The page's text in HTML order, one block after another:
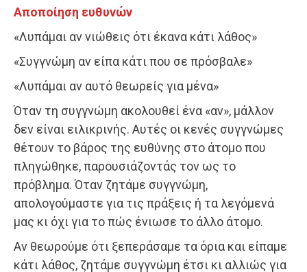
Αποποίηση ευθυνών
«Λυπάμαι αν νιώθεις ότι έκανα κάτι λάθος»
«Συγγνώμη αν είπα κάτι που σε πρόσβαλε»
«Λυπάμαι αν αυτό θεωρείς για μένα»
Όταν τη συγγνώμη ακολουθεί ένα «αν», μάλλον
δεν είναι ειλικρινής. Αυτές οι κενές συγγνώμες
θέτουν το βάρος της ευθύνης στο άτομο που
πληγώθηκε, παρουσιάζοντάς τον ως το
πρόβλημα. Όταν ζητάμε συγγνώμη,
απολογούμαστε για τις πράξεις ή τα λεγόμενά
μας κι όχι για το πώς ένιωσε το άλλο άτομο.
Αν θεωρούμε ότι ξεπεράσαμε τα όρια και είπαμε
κάτι λάθος, ζητάμε συγγνώμη έτσι κι αλλιώς για